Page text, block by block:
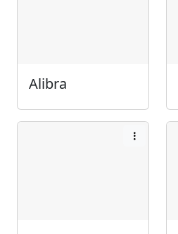
Alibra